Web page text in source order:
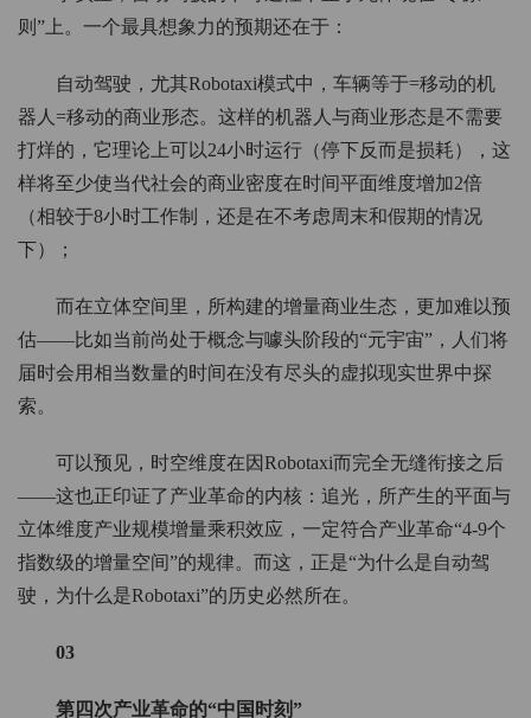
则”上。一个最具想象力的预期还在于：
自动驾驶，尤其Robotaxi模式中，车辆等于=移动的机
器人=移动的商业形态。这样的机器人与商业形态是不需要
打烊的，它理论上可以24小时运行（停下反而是损耗），这
样将至少使当代社会的商业密度在时间平面维度增加2倍
（相较于8小时工作制，还是在不考虑周末和假期的情况
下）；
而在立体空间里，所构建的增量商业生态，更加难以预
估——比如当前尚处于概念与噱头阶段的“元宇宙”，人们将
届时会用相当数量的时间在没有尽头的虚拟现实世界中探
索。
可以预见，时空维度在因Robotaxi而完全无缝衔接之后
——这也正印证了产业革命的内核：追光，所产生的平面与
立体维度产业规模增量乘积效应，一定符合产业革命“4-9个
指数级的增量空间”的规律。而这，正是“为什么是自动驾
驶，为什么是Robotaxi”的历史必然所在。
03
第四次产业革命的“中国时刻”